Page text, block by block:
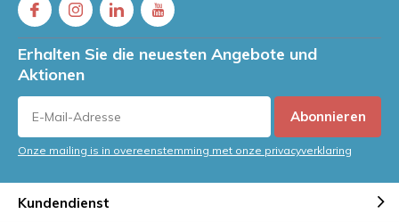
Erhalten Sie die neuesten Angebote und
Aktionen
Abonnieren
Onze mailing is in overeenstemming met onze privacyverklaring
Kundendienst